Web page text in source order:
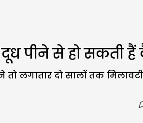
दूध पीने से हो सकती
तो लगातार दो सालों तक